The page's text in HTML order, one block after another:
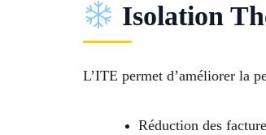
Isolation
L’ITE permet d’améliorer la
Réduction des